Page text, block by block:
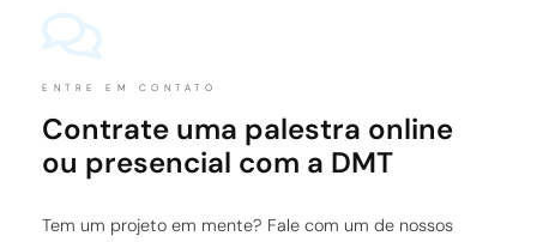
ENTRE EM CONTATO
Contrate uma palestra online
ou presencial com a DMT
Tem um projeto em mente? Fale com um de nossos